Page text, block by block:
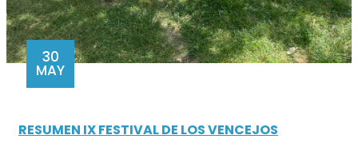
30
MAY
RESUMEN IX FESTIVAL DE LOS VENCEJOS